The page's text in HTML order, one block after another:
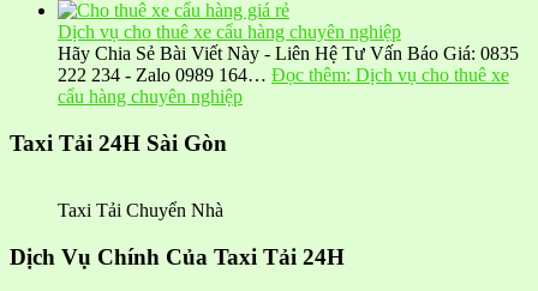
Dịch vụ cho thuê xe cẩu hàng chuyên nghiệp
Hãy Chia Sẻ Bài Viết Này - Liên Hệ Tư Vấn Báo Giá: 0835
222 234 - Zalo 0989 164… Đọc thêm: Dịch vụ cho thuê xe
cẩu hàng chuyên nghiệp
Taxi Tải 24H Sài Gòn
Taxi Tải Chuyển Nhà
Dịch Vụ Chính Của Taxi Tải 24H